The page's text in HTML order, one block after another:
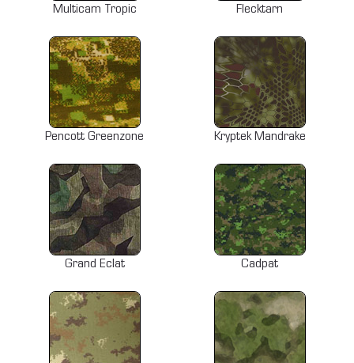
Multicam Tropic Flecktarn
Pencott Greenzone Kryptek Mandrake
Grand Eclat Cadpat